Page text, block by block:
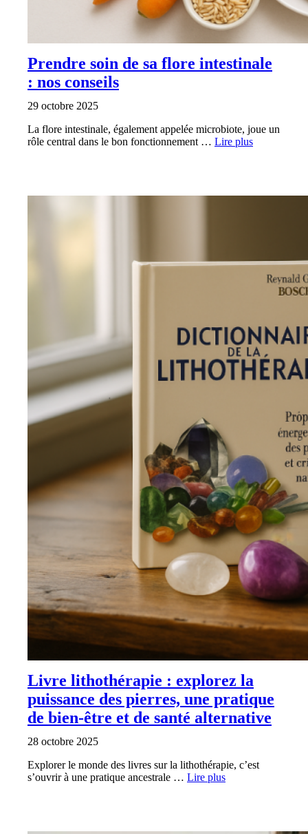
Prendre soin de sa flore intestinale
: nos conseils
29 octobre 2025
La flore intestinale, également appelée microbiote, joue un
rôle central dans le bon fonctionnement … Lire plus
Livre lithothérapie : explorez la
puissance des pierres, une pratique
de bien-être et de santé alternative
28 octobre 2025
Explorer le monde des livres sur la lithothérapie, c’est
s’ouvrir à une pratique ancestrale … Lire plus